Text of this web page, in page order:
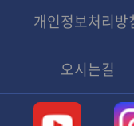
개인정보처리방
오시는길